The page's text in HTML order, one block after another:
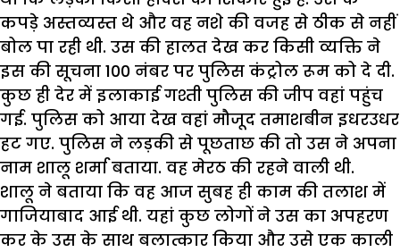
कपड़े अस्तव्यस्त थे और वह नशे की वजह से ठीक से नहीं
बोल पा रही थी. उस की हालत देख कर किसी व्यक्ति ने
इस की सूचना 100 नंबर पर पुलिस कंट्रोल रूम को दे दी.
कुछ ही देर में इलाकाई गश्ती पुलिस की जीप वहां पहुंच
गई. पुलिस को आया देख वहां मौजूद तमाशबीन इधरउधर
हट गए. पुलिस ने लड़की से पूछताछ की तो उस ने अपना
नाम शालू शर्मा बताया. वह मेरठ की रहने वाली थी.
शालू ने बताया कि वह आज सुबह ही काम की तलाश में
गाजियाबाद आई थी. यहां कुछ लोगों ने उस का अपहरण
कर के उस के साथ बलात्कार किया और उसे एक काली